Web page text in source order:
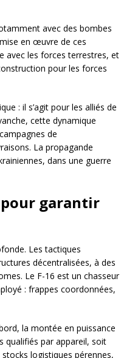
avec des bombes
en œuvre de ces
avec les forces terrestres, et
pour les forces
: il s’agit pour les alliés de
cette dynamique
de
La propagande
dans une guerre
garantir
Les tactiques
décentralisées, à des
Le F-16 est un chasseur
: frappes coordonnées,
la montée en puissance
qualifiés par appareil, soit
logistiques pérennes,